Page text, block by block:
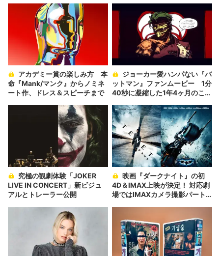
命『Mank/マンク』からノミネ
ート作、ドレス＆スピーチまで
ットマン』ファンムービー 1分
40秒に凝縮した1年4ヶ月のこだ
LIVE IN CONCERT」新ビジュ
アルとトレーラー公開
4D＆IMAX上映が決定！ 対応劇
場ではIMAXカメラ撮影パート